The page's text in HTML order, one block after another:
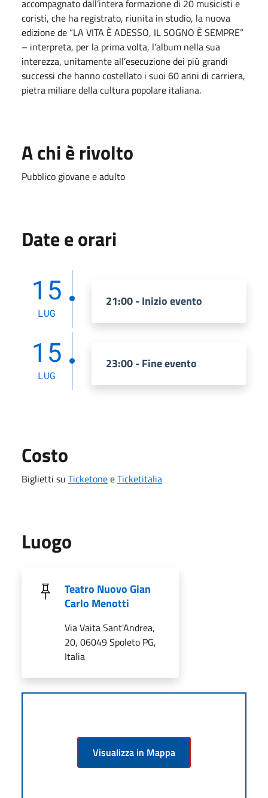
accompagnato dall’intera formazione di 20 musicisti e
coristi, che ha registrato, riunita in studio, la nuova
edizione de “LA VITA È ADESSO, IL SOGNO È SEMPRE”
– interpreta, per la prima volta, l’album nella sua
interezza, unitamente all’esecuzione dei più grandi
successi che hanno costellato i suoi 60 anni di carriera,
pietra miliare della cultura popolare italiana.
A chi è rivolto
Pubblico giovane e adulto
Date e orari
15
LUG
21:00 - Inizio evento
15
LUG
23:00 - Fine evento
Costo
Biglietti su TicketoneeTicketitalia
Luogo
Teatro Nuovo Gian
Carlo Menotti
Via Vaita Sant'Andrea,
20, 06049 Spoleto PG,
Italia
Visualizza in Mappa